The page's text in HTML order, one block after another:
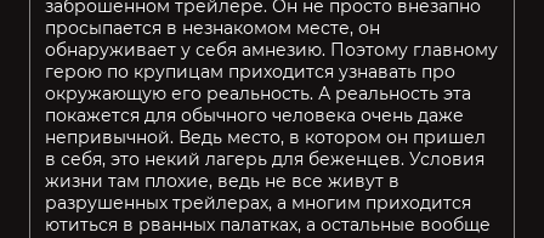
заброшенном трейлере. Он не просто внезапно
просыпается в незнакомом месте, он
обнаруживает у себя амнезию. Поэтому главному
герою по крупицам приходится узнавать про
окружающую его реальность. А реальность эта
покажется для обычного человека очень даже
непривычной. Ведь место, в котором он пришел
в себя, это некий лагерь для беженцев. Условия
жизни там плохие, ведь не все живут в
разрушенных трейлерах, а многим приходится
ютиться в рванных палатках, а остальные вообще